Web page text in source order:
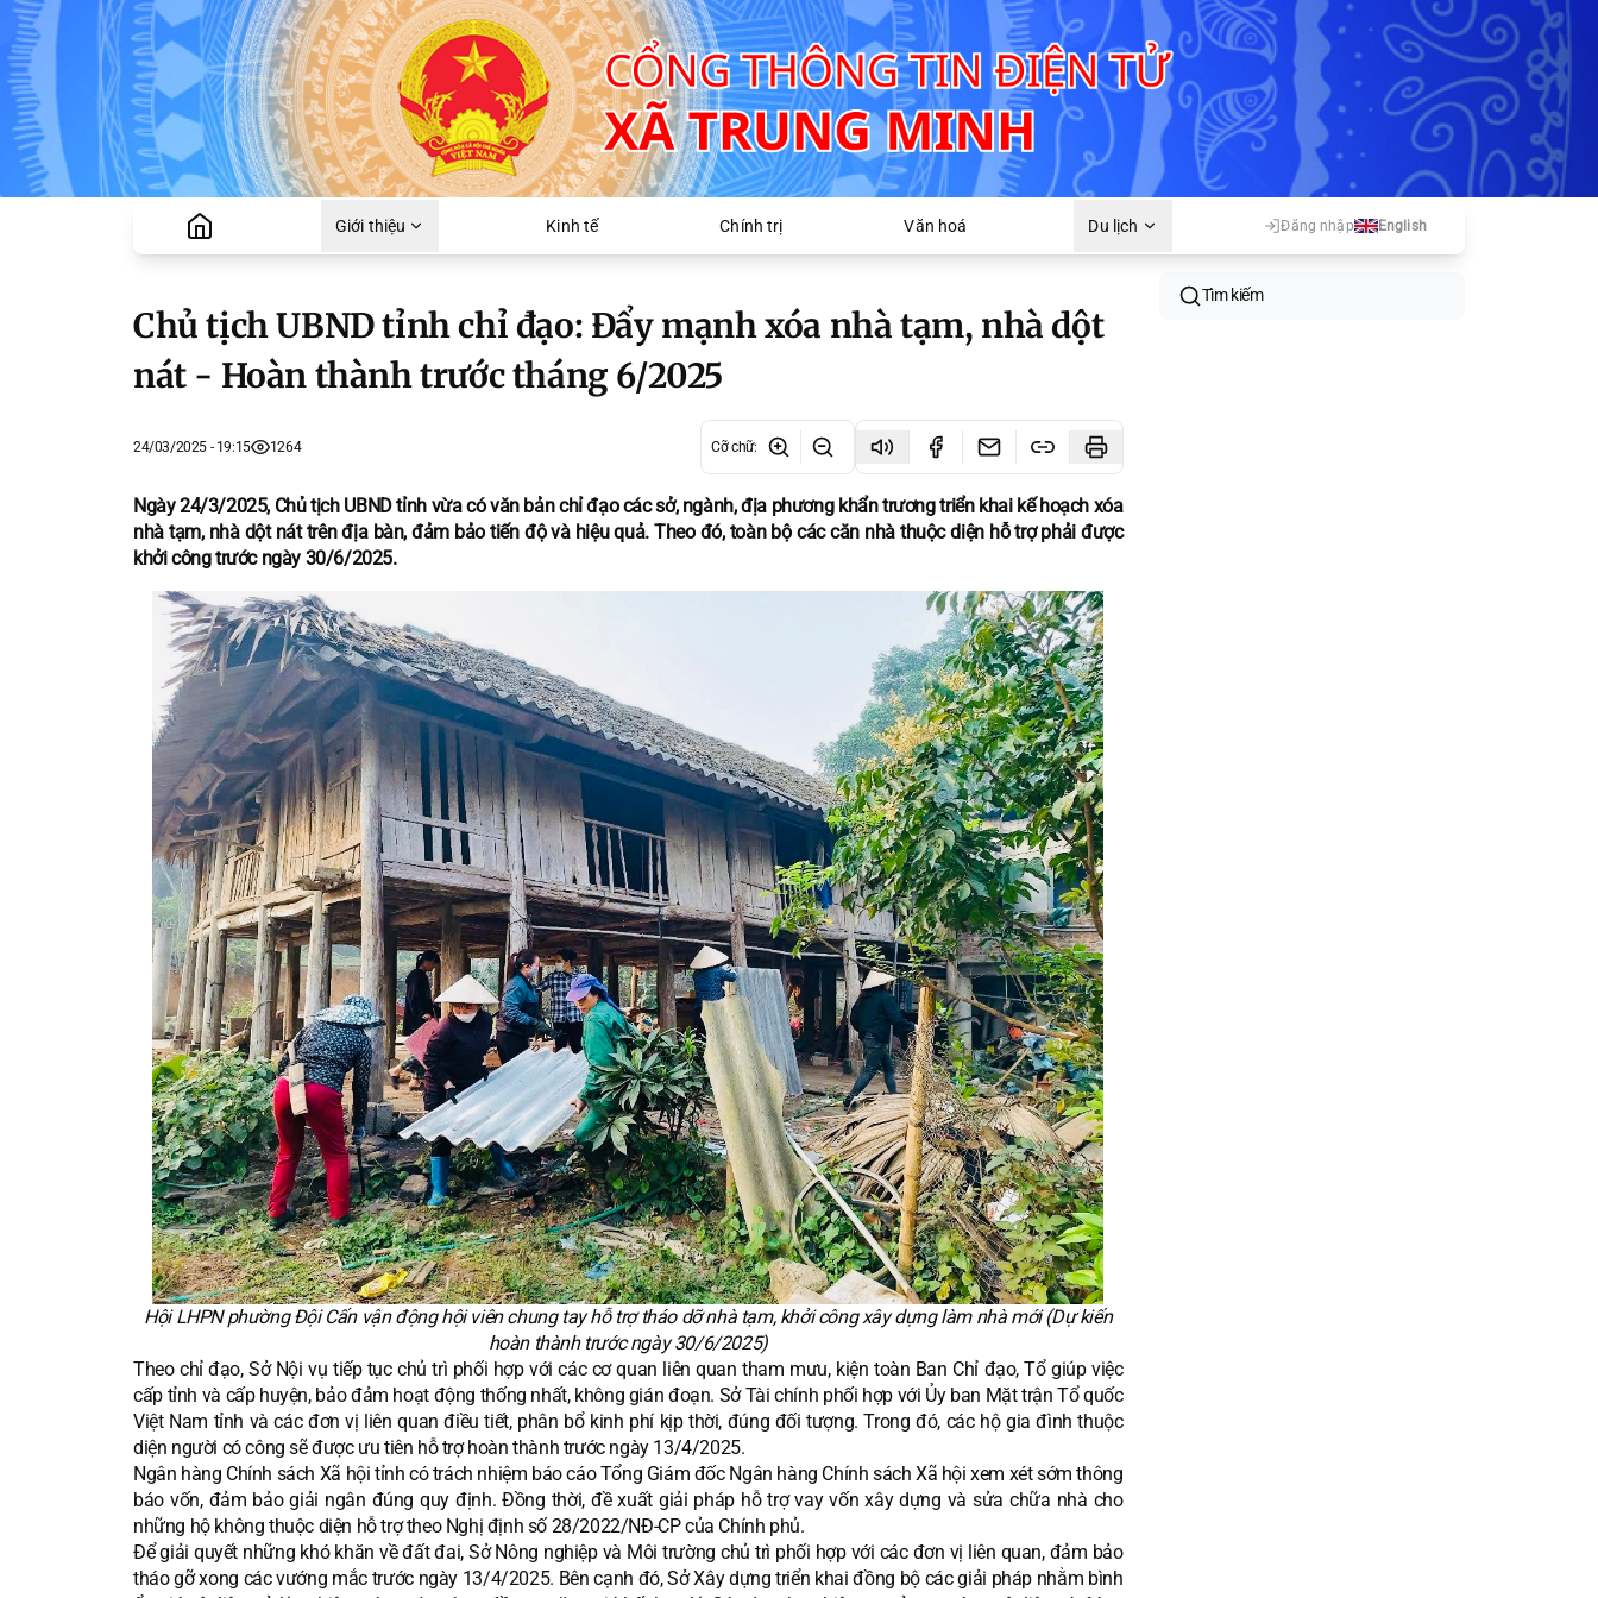
Giới thiệu Kinh tế Chính trị Văn hoá Du lịch Đăng nhập English
Chủ tịch UBND tỉnh chỉ đạo: Đẩy mạnh xóa nhà tạm, nhà dột
nát - Hoàn thành trước tháng 6/2025
24/03/2025 - 19:15 1264 Cỡ chữ:
Ngày 24/3/2025, Chủ tịch UBND tỉnh vừa có văn bản chỉ đạo các sở, ngành, địa phương khẩn trương triển khai kế hoạch xóa
nhà tạm, nhà dột nát trên địa bàn, đảm bảo tiến độ và hiệu quả. Theo đó, toàn bộ các căn nhà thuộc diện hỗ trợ phải được
khởi công trước ngày 30/6/2025.
Hội LHPN phường Đội Cấn vận động hội viên chung tay hỗ trợ tháo dỡ nhà tạm, khởi công xây dựng làm nhà mới (Dự kiến
hoàn thành trước ngày 30/6/2025)
Theo chỉ đạo, Sở Nội vụ tiếp tục chủ trì phối hợp với các cơ quan liên quan tham mưu, kiện toàn Ban Chỉ đạo, Tổ giúp việc
cấp tỉnh và cấp huyện, bảo đảm hoạt động thống nhất, không gián đoạn. Sở Tài chính phối hợp với Ủy ban Mặt trận Tổ quốc
Việt Nam tỉnh và các đơn vị liên quan điều tiết, phân bổ kinh phí kịp thời, đúng đối tượng. Trong đó, các hộ gia đình thuộc
diện người có công sẽ được ưu tiên hỗ trợ hoàn thành trước ngày 13/4/2025.
Ngân hàng Chính sách Xã hội tỉnh có trách nhiệm báo cáo Tổng Giám đốc Ngân hàng Chính sách Xã hội xem xét sớm thông
báo vốn, đảm bảo giải ngân đúng quy định. Đồng thời, đề xuất giải pháp hỗ trợ vay vốn xây dựng và sửa chữa nhà cho
những hộ không thuộc diện hỗ trợ theo Nghị định số 28/2022/NĐ-CP của Chính phủ.
Để giải quyết những khó khăn về đất đai, Sở Nông nghiệp và Môi trường chủ trì phối hợp với các đơn vị liên quan, đảm bảo
tháo gỡ xong các vướng mắc trước ngày 13/4/2025. Bên cạnh đó, Sở Xây dựng triển khai đồng bộ các giải pháp nhằm bình
Tìm kiếm